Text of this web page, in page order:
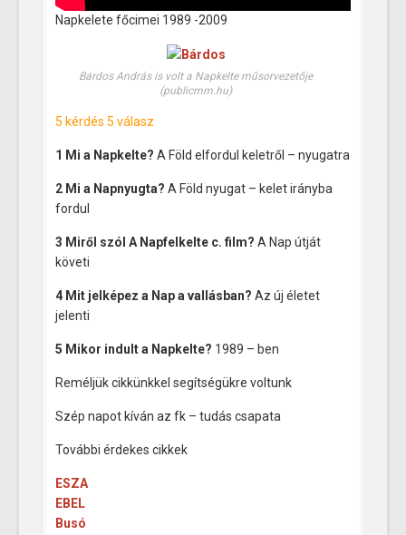
Napkelete főcimei 1989 -2009
Bárdos András is volt a Napkelte műsorvezetője
(publicmm.hu)
5 kérdés 5 válasz
1 Mi a Napkelte? A Föld elfordul keletről – nyugatra
2 Mi a Napnyugta? A Föld nyugat – kelet irányba
fordul
3 Miről szól A Napfelkelte c. film? A Nap útját
követi
4 Mit jelképez a Nap a vallásban? Az új életet
jelenti
5 Mikor indult a Napkelte? 1989 – ben
Reméljük cikkünkkel segítségükre voltunk
Szép napot kíván az fk – tudás csapata
További érdekes cikkek
ESZA
EBEL
Busó